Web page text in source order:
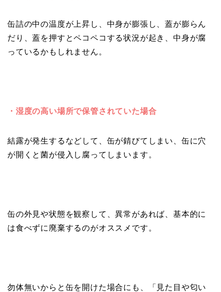
缶詰の中の温度が上昇し、中身が膨張し、蓋が膨らん
だり、蓋を押すとペコペコする状況が起き、中身が腐
っているかもしれません。
・湿度の高い場所で保管されていた場合
結露が発生するなどして、缶が錆びてしまい、缶に穴
が開くと菌が侵入し腐ってしまいます。
缶の外見や状態を観察して、異常があれば、基本的に
は食べずに廃棄するのがオススメです。
勿体無いからと缶を開けた場合にも、「見た目や匂い